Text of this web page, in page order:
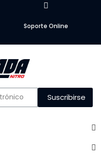
Soporte Online
Suscribirse